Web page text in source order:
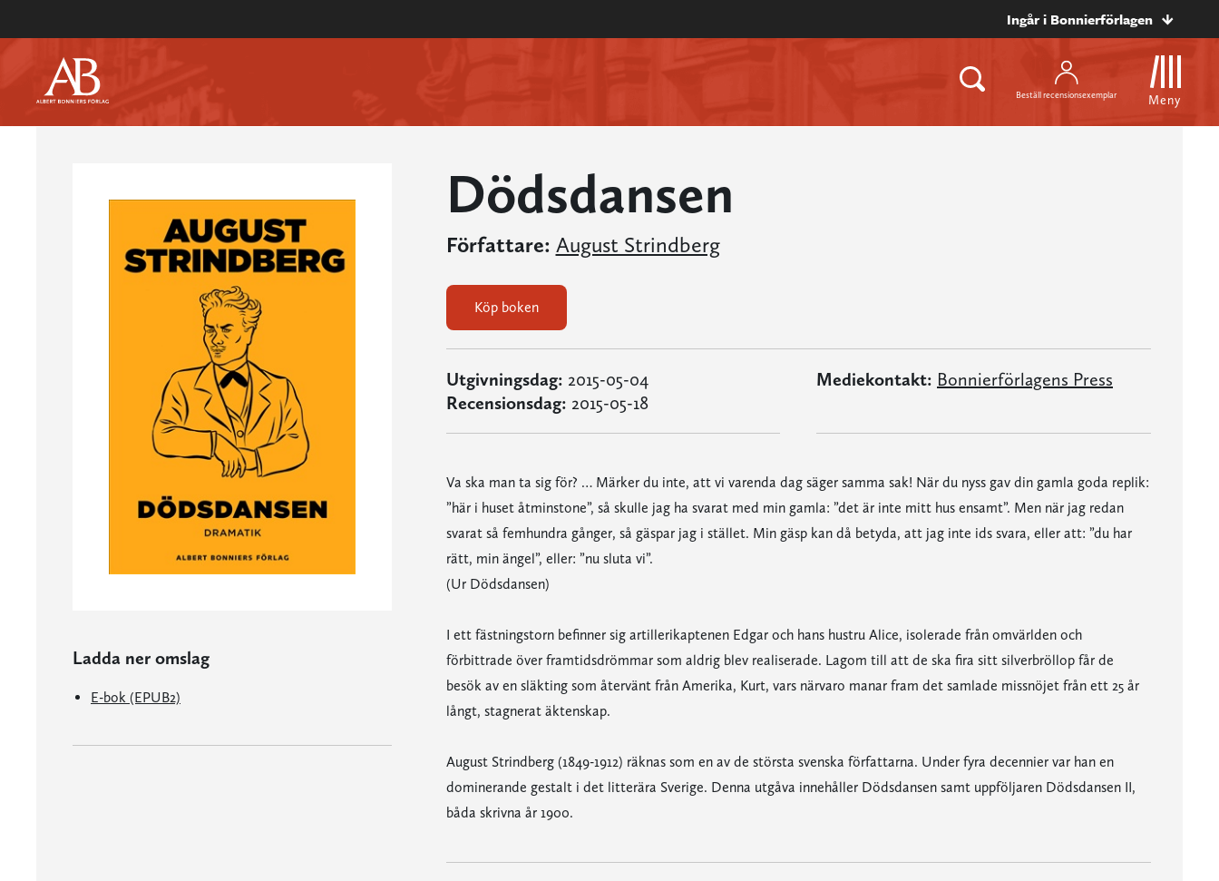
Ingår i Bonnierförlagen
Beställ recensionsexemplar Meny
Ladda ner omslag
E-bok (EPUB2)
Dödsdansen
Författare: August Strindberg
Köp boken
Utgivningsdag: 2015-05-04
Recensionsdag: 2015-05-18
Mediekontakt: Bonnierförlagens Press
Va ska man ta sig för? … Märker du inte, att vi varenda dag säger samma sak! När du nyss gav din gamla goda replik:
”här i huset åtminstone”, så skulle jag ha svarat med min gamla: ”det är inte mitt hus ensamt”. Men när jag redan
svarat så femhundra gånger, så gäspar jag i stället. Min gäsp kan då betyda, att jag inte ids svara, eller att: ”du har
rätt, min ängel”, eller: ”nu sluta vi”.
(Ur Dödsdansen)
I ett fästningstorn befinner sig artillerikaptenen Edgar och hans hustru Alice, isolerade från omvärlden och
förbittrade över framtidsdrömmar som aldrig blev realiserade. Lagom till att de ska fira sitt silverbröllop får de
besök av en släkting som återvänt från Amerika, Kurt, vars närvaro manar fram det samlade missnöjet från ett 25 år
långt, stagnerat äktenskap.
August Strindberg (1849-1912) räknas som en av de största svenska författarna. Under fyra decennier var han en
dominerande gestalt i det litterära Sverige. Denna utgåva innehåller Dödsdansen samt uppföljaren Dödsdansen II,
båda skrivna år 1900.